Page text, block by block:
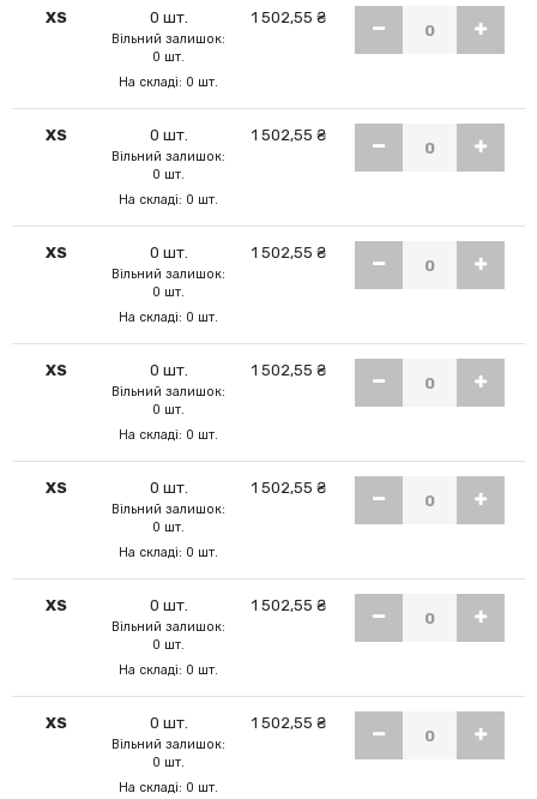
XS 0 шт.
Вільний залишок:
0 шт.
На складі: 0 шт.
1 502,55 ₴
XS 0 шт.
Вільний залишок:
0 шт.
На складі: 0 шт.
1 502,55 ₴
XS 0 шт.
Вільний залишок:
0 шт.
На складі: 0 шт.
1 502,55 ₴
XS 0 шт.
Вільний залишок:
0 шт.
На складі: 0 шт.
1 502,55 ₴
XS 0 шт.
Вільний залишок:
0 шт.
На складі: 0 шт.
1 502,55 ₴
XS 0 шт.
Вільний залишок:
0 шт.
На складі: 0 шт.
1 502,55 ₴
XS 0 шт.
Вільний залишок:
0 шт.
На складі: 0 шт.
1 502,55 ₴